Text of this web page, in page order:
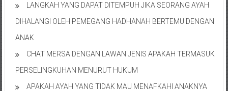
LANGKAH YANG DAPAT DITEMPUH JIKA SEORANG AYAH
DIHALANGI OLEH PEMEGANG HADHANAH BERTEMU DENGAN
ANAK
CHAT MERSA DENGAN LAWAN JENIS APAKAH TERMASUK
PERSELINGKUHAN MENURUT HUKUM
APAKAH AYAH YANG TIDAK MAU MENAFKAHI ANAKNYA